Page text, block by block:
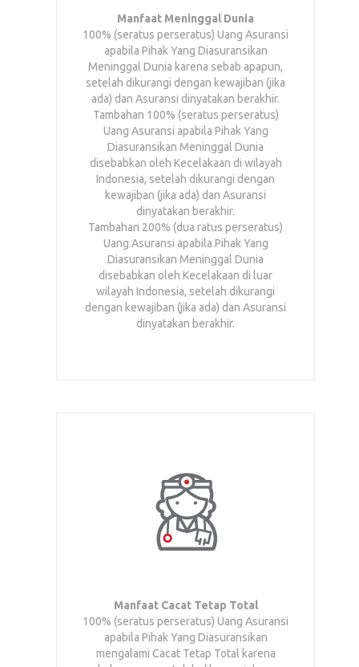
Manfaat Meninggal Dunia
100% (seratus perseratus) Uang Asuransi
apabila Pihak Yang Diasuransikan
Meninggal Dunia karena sebab apapun,
setelah dikurangi dengan kewajiban (jika
ada) dan Asuransi dinyatakan berakhir.
Tambahan 100% (seratus perseratus)
Uang Asuransi apabila Pihak Yang
Diasuransikan Meninggal Dunia
disebabkan oleh Kecelakaan di wilayah
Indonesia, setelah dikurangi dengan
kewajiban (jika ada) dan Asuransi
dinyatakan berakhir.
Tambahan 200% (dua ratus perseratus)
Uang Asuransi apabila Pihak Yang
Diasuransikan Meninggal Dunia
disebabkan oleh Kecelakaan di luar
wilayah Indonesia, setelah dikurangi
dengan kewajiban (jika ada) dan Asuransi
dinyatakan berakhir.
Manfaat Cacat Tetap Total
100% (seratus perseratus) Uang Asuransi
apabila Pihak Yang Diasuransikan
mengalami Cacat Tetap Total karena